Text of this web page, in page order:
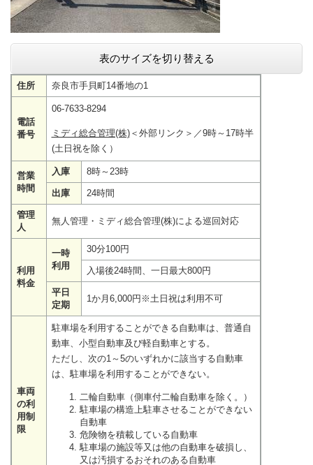
表のサイズを切り替える
住所 奈良市手貝町14番地の1
電話
番号
06-7633-8294
ミディ総合管理(株)＜外部リンク＞ ／9時～17時半
(土日祝を除く）
営業
時間
入庫 8時～23時
出庫 24時間
管理
人
無人管理・ミディ総合管理(株)による巡回対応
利用
料金
一時
利用
30分100円
入場後24時間、一日最大800円
平日
定期
1か月6,000円※土日祝は利用不可
車両
の利
用制
限
駐車場を利用することができる自動車は、普通自
動車、小型自動車及び軽自動車とする。
ただし、次の1～5のいずれかに該当する自動車
は、駐車場を利用することができない。
二輪自動車（側車付二輪自動車を除く。）
駐車場の構造上駐車させることができない
自動車
危険物を積載している自動車
駐車場の施設等又は他の自動車を破損し、
又は汚損するおそれのある自動車